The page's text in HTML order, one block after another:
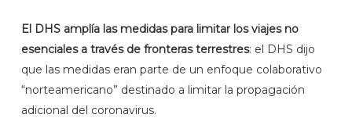
El DHS amplía las medidas para limitar los viajes no
esenciales a través de fronteras terrestres: el DHS dijo
que las medidas eran parte de un enfoque colaborativo
“norteamericano” destinado a limitar la propagación
adicional del coronavirus.